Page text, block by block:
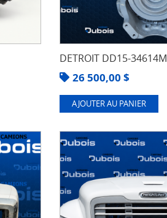
DETROIT DD15-34614M
26 500,00 $
AJOUTER AU PANIER